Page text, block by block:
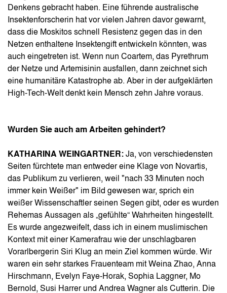
Denkens gebracht haben. Eine führende australische
Insektenforscherin hat vor vielen Jahren davor gewarnt,
dass die Moskitos schnell Resistenz gegen das in den
Netzen enthaltene Insektengift entwickeln könnten, was
auch eingetreten ist. Wenn nun Coartem, das Pyrethrum
der Netze und Artemisinin ausfallen, dann zeichnet sich
eine humanitäre Katastrophe ab. Aber in der aufgeklärten
High-Tech-Welt denkt kein Mensch zehn Jahre voraus.
Wurden Sie auch am Arbeiten gehindert?
KATHARINA WEINGARTNER: Ja, von verschiedensten
Seiten fürchtete man entweder eine Klage von Novartis,
das Publikum zu verlieren, weil "nach 33 Minuten noch
immer kein Weißer" im Bild gewesen war, sprich ein
weißer Wissenschaftler seinen Segen gibt, oder es wurden
Rehemas Aussagen als „gefühlte“ Wahrheiten hingestellt.
Es wurde angezweifelt, dass ich in einem muslimischen
Kontext mit einer Kamerafrau wie der unschlagbaren
Vorarlbergerin Siri Klug an mein Ziel kommen würde. Wir
waren ein sehr starkes Frauenteam mit Weina Zhao, Anna
Hirschmann, Evelyn Faye-Horak, Sophia Laggner, Mo
Bernold, Susi Harrer und Andrea Wagner als Cutterin. Die